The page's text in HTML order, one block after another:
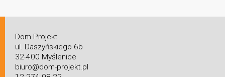
Dom-Projekt
ul. Daszyńskiego 6b
32-400 Myślenice
biuro@dom-projekt.pl